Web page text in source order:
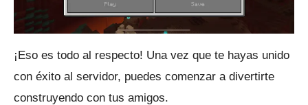
¡Eso es todo al respecto! Una vez que te hayas unido
con éxito al servidor, puedes comenzar a divertirte
construyendo con tus amigos.